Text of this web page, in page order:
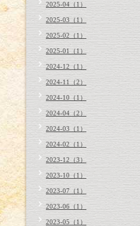
2025-04（1）
2025-03（1）
2025-02（1）
2025-01（1）
2024-12（1）
2024-11（2）
2024-10（1）
2024-04（2）
2024-03（1）
2024-02（1）
2023-12（3）
2023-10（1）
2023-07（1）
2023-06（1）
2023-05（1）